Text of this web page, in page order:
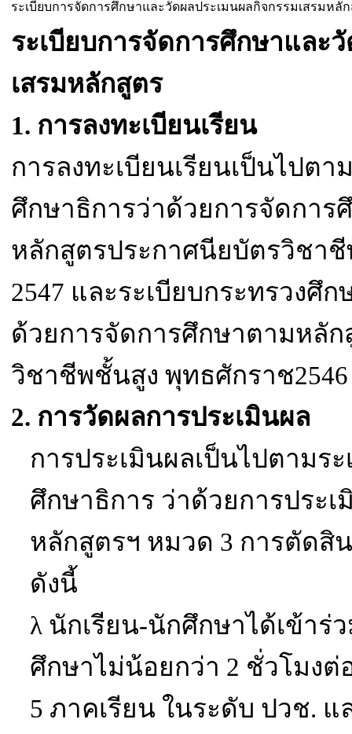
ระเบียบการจัดการศึกษาและวัดผลประเมนผลกิจกรรมเสรมหลั
ระเบียบการจัดการศึกษาและ
เสรมหลักสูตร
1. การลงทะเบียนเรียน
การลงทะเบียนเรียนเป็นไปตา
ศึกษาธิการว่าด้วยการจัดการ
หลักสูตรประกาศนียบัตรวิชา
2547 และระเบียบกระทรวงศึก
ด้วยการจัดการศึกษาตามหลั
วิชาชีพชั้นสูง พุทธศักราช2546
2. การวัดผลการประเมินผล
การประเมินผลเป็นไปตามระ
ศึกษาธิการ ว่าด้วยการประ
หลักสูตรฯ หมวด 3 การตัดสิ
ดังนี้
λ นักเรียน-นักศึกษาได้เข้าร่
ศึกษาไม่น้อยกว่า 2 ชั่วโมงต่
5 ภาคเรียน ในระดับ ปวช.